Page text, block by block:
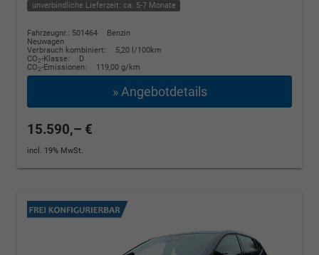
unverbindliche Lieferzeit: ca. 5-7 Monate
Fahrzeugnr.: 501464
Benzin
Neuwagen
Verbrauch kombiniert:
5,20 l/100km
CO2-Klasse:
D
CO2-Emissionen: 119,00 g/km
» Angebotdetails
15.590,– €
incl. 19% MwSt.